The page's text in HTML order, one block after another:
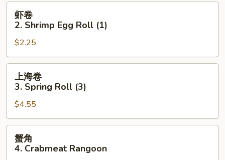
Roll
(1)
Shrimp
Egg
Roll
(1)
虾卷
2. Shrimp Egg Roll (1)
$2.25
Spring
Roll
(3)
上海卷
3. Spring Roll (3)
$4.55
蟹角
4. Crabmeat Rangoon